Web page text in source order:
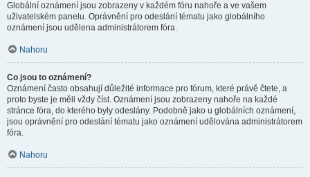
Globální oznámení jsou zobrazeny v každém fóru nahoře a ve vašem
uživatelském panelu. Oprávnění pro odeslání tématu jako globálního
oznámení jsou udělena administrátorem fóra.
Nahoru
Co jsou to oznámení?
Oznámení často obsahují důležité informace pro fórum, které právě čtete, a
proto byste je měli vždy číst. Oznámení jsou zobrazeny nahoře na každé
stránce fóra, do kterého byly odeslány. Podobně jako u globálních oznámení,
jsou oprávnění pro odeslání tématu jako oznámení udělována administrátorem
fóra.
Nahoru